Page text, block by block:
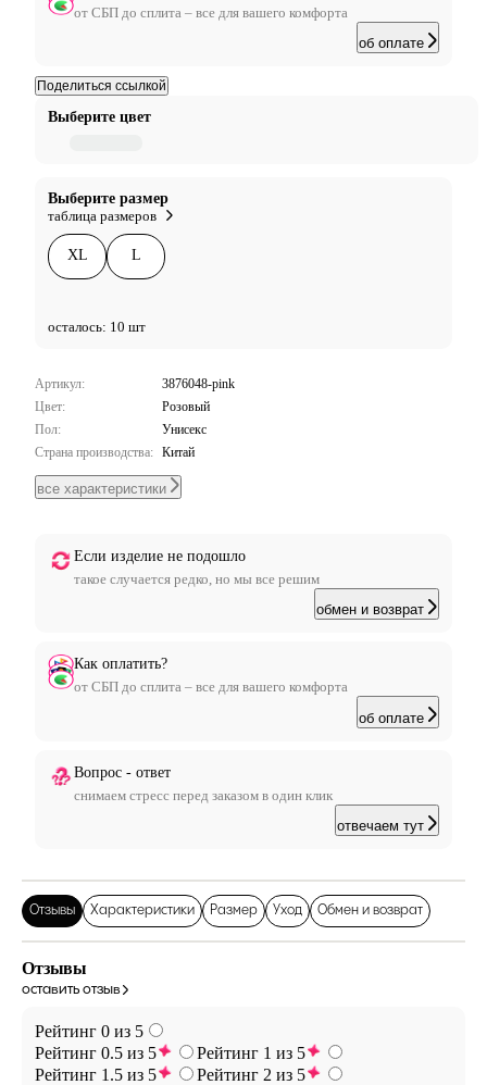
Выберите цвет
Выберите размер
таблица размеров
XL L
осталось: 10 шт
от СБП до сплита – все для вашего комфорта
об оплате
Поделиться ссылкой
Артикул:
3876048-pink
Цвет:
Розовый
Пол:
Унисекс
Страна производства: Китай
все характеристики
Если изделие не подошло
такое случается редко, но мы все решим
обмен и возврат
Как оплатить?
от СБП до сплита – все для вашего комфорта
об оплате
Вопрос - ответ
снимаем стресс перед заказом в один клик
отвечаем тут
Отзывы Характеристики Размер Уход Обмен и возврат
Отзывы
оставить отзыв
Рейтинг 0 из 5
Рейтинг 0.5 из 5
Рейтинг 1 из 5
Рейтинг 1.5 из 5
Рейтинг 2 из 5